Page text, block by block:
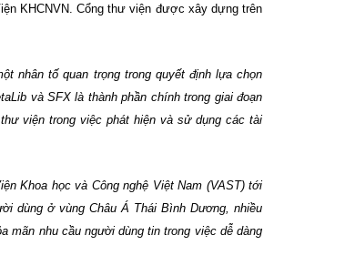
KHCNVN. Cổngthư viện được xây dựng trên
nhân tố quan trọng trong quyết định lựa chọn
và SFX là thành phần chính trong giai đoạn
viện trong việc phát hiện và sử dụng các tài
Khoa học và Công nghệ Việt Nam (VAST) tới
dùng ở vùng Châu Á Thái Bình Dương, nhiều
mãn nhu cầu người dùng tin trong việc dễ dàng